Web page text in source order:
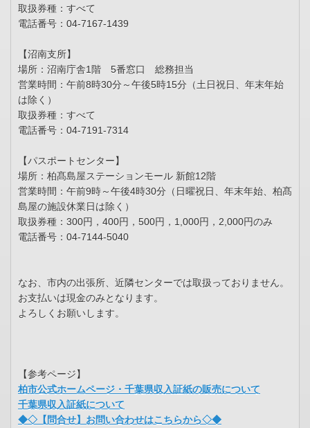
取扱券種：すべて
電話番号：04-7167-1439
【沼南支所】
場所：沼南庁舎1階 5番窓口 総務担当
営業時間：午前8時30分～午後5時15分（土日祝日、年末年始
は除く）
取扱券種：すべて
電話番号：04-7191-7314
【パスポートセンター】
場所：柏髙島屋ステーションモール 新館12階
営業時間：午前9時～午後4時30分（日曜祝日、年末年始、柏髙
島屋の施設休業日は除く）
取扱券種：300円，400円，500円，1,000円，2,000円のみ
電話番号：04-7144-5040
なお、市内の出張所、近隣センターでは取扱っておりません。
お支払いは現金のみとなります。
よろしくお願いします。
【参考ページ】
柏市公式ホームページ・千葉県収入証紙の販売について
千葉県収入証紙について
◆◇【問合せ】お問い合わせはこちらから◇◆